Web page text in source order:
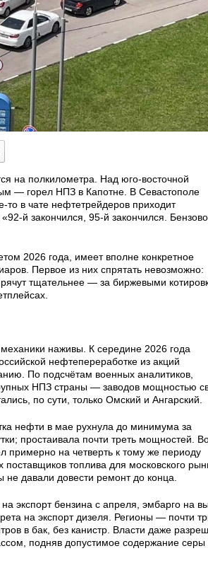
на полкилометра. Над юго-восточной
— горел НПЗ в Капотне. В Севастополе
то в чате нефтетрейдеров приходит
й закончился, 95-й закончился.
2026 года, имеет вполне конкретное
Первое из них спрятать невозможно:
тщательнее — за биржевыми
наживы. К середине 2026 года
нефтепереработке из акций
По подсчётам военных аналитиков,
НПЗ страны — заводов мощностью
по сути, только Омский и Ангарский.
нефти в мае рухнула до минимума за
простаивала почти треть мощностей.
примерно на четверть к тому же периоду
топлива для московского
давали довести ремонт до конца.
экспорт бензина с апреля, эмбарго на
на экспорт дизеля. Регионы — почти
в бак, без канистр. Власти даже
подняв допустимое содержание серы